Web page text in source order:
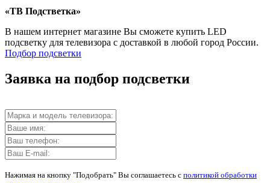
«ТВ Подстветка»
В нашем интернет магазине Вы сможете купить LED
подсветку для телевизора с доставкой в любой город России.
Подбор подсветки
Заявка на подбор подсветки
Нажимая на кнопку "Подобрать" Вы соглашаетесь с политикой обработки